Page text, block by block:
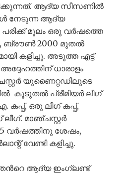
ആദ്യ സീസണിൽ
നേടുന്ന ആദ്യ
പരിക്ക് മൂലം ഒരു വർഷത്തെ
ബ്രൗൺ 2000 മുതൽ
കളിച്ചു. അടുത്ത എട്ട്
ധാരാളം
യുണൈറ്റഡിലൂടെ
കൂടുതൽ പ്രീമിയർ ലീഗ്
കപ്പ്, ഒരു ലീഗ് കപ്പ്,
മാഞ്ചസ്റ്റർ
വർഷത്തിനു ശേഷം,
വേണ്ടി കളിച്ചു.
ആദ്യ ഇംഗ്ലണ്ട്